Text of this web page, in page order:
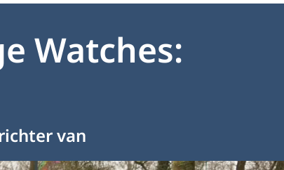
Watches:
van